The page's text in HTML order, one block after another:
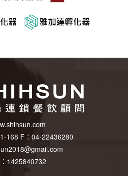
168 F： 04-22436280
1425840732